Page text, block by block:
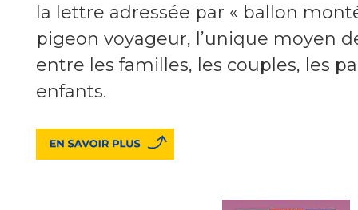
la lettre adressée par « ballon
pigeon voyageur, l’unique moyen
entre les familles, les couples, les
enfants.